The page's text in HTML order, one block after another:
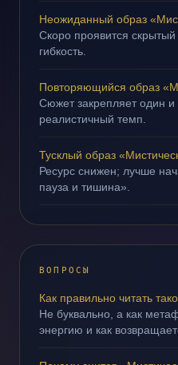
Неожиданный образ
Скоро проявится
гибкость.
Повторяющийся образ
Сюжет закрепляет один и
реалистичный темп.
Тусклый образ
Ресурс снижен; лучше
пауза и тишина».
ВОПРОСЫ
Как правильно читать
Не буквально, а как
энергию и как